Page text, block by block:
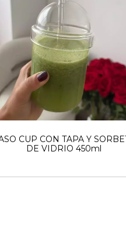
CUP CON TAPA Y
DE VIDRIO 450ml